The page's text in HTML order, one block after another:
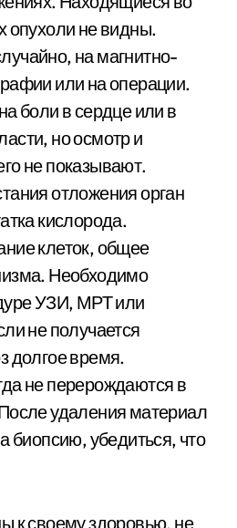
опухоли не видны.
на магнитно-
или на операции.
боли в сердце или в
но осмотр и
не показывают.
отложения орган
кислорода.
клеток, общее
Необходимо
УЗИ, МРТ или
не получается
долгое время.
не перерождаются в
удаления материал
биопсию, убедиться, что
к своему здоровью, не